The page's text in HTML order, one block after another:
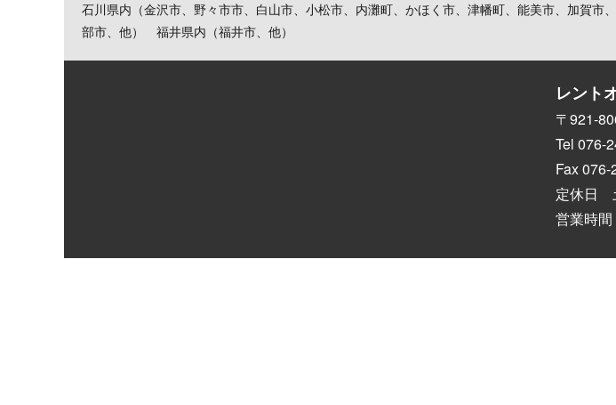
石川県内（金沢市、野々市市、白山市、小松市、内灘町、かほく市、津幡町、能美市、加賀
部市、他） 福井県内（福井市、他）
レント
〒921-
Tel 076-
Fax
定休日
営業時